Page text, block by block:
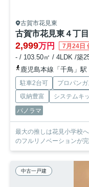
古賀市花見東
古賀市花見東４丁
2,999万円 7月24日
- / 103.50㎡ / 4LDK /築
鹿児島本線「千鳥」駅
駐車2台可 プロパンガ
収納豊富
システムキ
パノラマ
最大の推しは花見小学校
のフルリノベーションが
中古一戸建